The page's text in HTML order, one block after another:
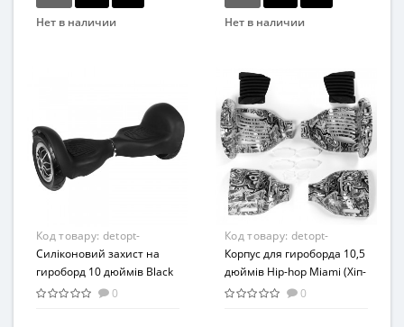
Нет в наличии Нет в наличии
Код товару: detopt-
876312
Силіконовий захист на
гироборд 10 дюймів Black
(Чорний)
0
Код товару: detopt-
876326
Корпус для гироборда 10,5
дюймів Hip-hop Miami (Хіп-
Хоп Оранжевий)
0